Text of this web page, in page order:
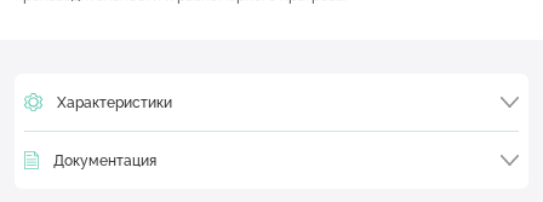
Характеристики
Документация